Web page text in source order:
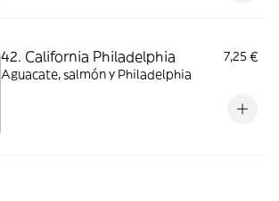
42. California Philadelphia
7,25 €
Aguacate, salmón y Philadelphia